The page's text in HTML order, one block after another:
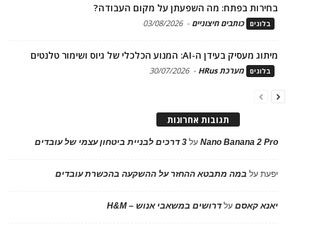
בחירות בפתח: מה השפעתן על מקום העבודה?
בלוגים כותבים חיצוניים -
03/08/2026
מיתוג מעסיק בעידן ה-AI: המנוע הכלכלי של גיוס ושימור טלנטים
בלוגים מערכת HRus -
30/07/2026
תגובות אחרונות
Nano Banana 2 Proעל 3 דרכים לבניית ביטחון עצמי של עובדים
יפעתעל במה מתבטא ההחזר על ההשקעה בהכשרת עובדים
יאנא קאסםעלדרושים במשאבי אנוש – H&M